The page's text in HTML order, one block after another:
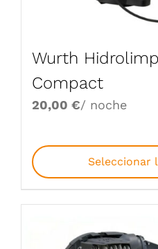
Wurth
Compact
20,00 €/ noche
Seleccionar